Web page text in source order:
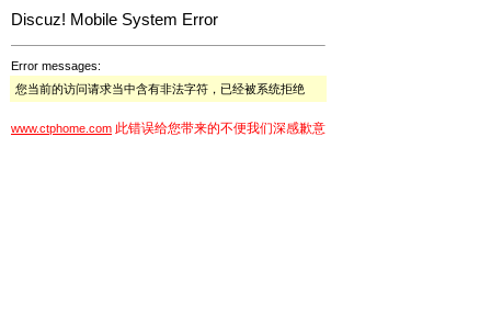
Discuz! Mobile System Error
Error messages:
您当前的访问请求当中含有非法字符，已经被系统拒绝
www.ctphome.com 此错误给您带来的不便我们深感歉意